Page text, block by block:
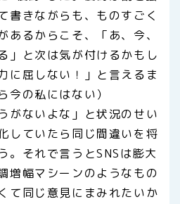
書きながらも、ものすごく
あるからこそ、「あ、今、
」と次は気が付けるかもし
に屈しない！」と言えるま
今の私にはない）
がないよな」と状況のせい
していたら同じ間違いを将
。それで言うとSNSは膨大
増幅マシーンのようなもの
て同じ意見にまみれたいか